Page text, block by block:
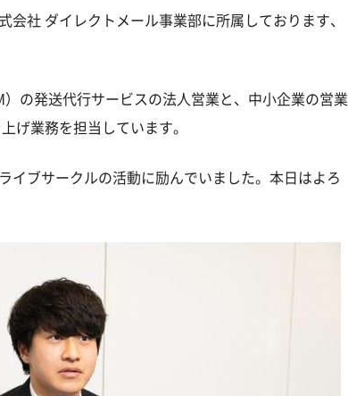
会社 ダイレクトメール事業部に所属しております、
）の発送代行サービスの法人営業と、中小企業の営業
げ業務を担当しています。
イブサークルの活動に励んでいました。本日はよろ